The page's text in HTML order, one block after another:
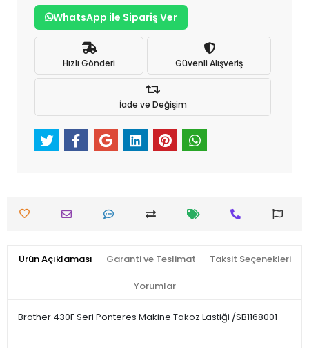
WhatsApp ile Sipariş Ver
Hızlı Gönderi Güvenli Alışveriş
İade ve Değişim
Ürün Açıklaması Garanti ve Teslimat Taksit Seçenekleri
Yorumlar
Brother 430F Seri Ponteres Makine Takoz Lastiği /SB1168001